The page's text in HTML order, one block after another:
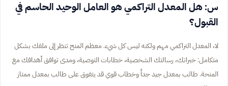
س: هل المعدل التراكمي هو العامل الوحيد الحاسم في
القبول؟
لا، المعدل التراكمي مهم ولكنه ليس كل شيء. معظم المنح تنظر إلى ملفك بشكل
متكامل: خبراتك، رسالتك الشخصية، خطابات التوصية، ومدى توافق أهدافك مع
المنحة. طالب بمعدل جيد جداً وخطاب قوي قد يتفوق على طالب بمعدل ممتاز